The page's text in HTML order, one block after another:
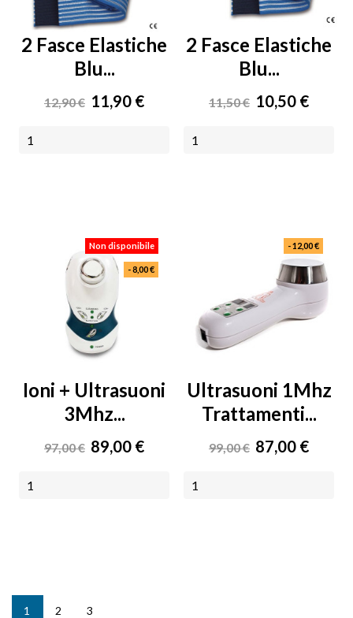
2 Fasce Elastiche
Blu...
Prezzo
12,90 € Prezzo
11,90 €
2 Fasce Elastiche
Blu...
Prezzo
11,50 € Prezzo
10,50 €
Ioni + Ultrasuoni
3Mhz...
Prezzo
97,00 € Prezzo
89,00 €
Non disponibile
- 8,00 €
Ultrasuoni 1Mhz
Trattamenti...
Prezzo
99,00 € Prezzo
87,00 €
- 12,00 €
1 2 3